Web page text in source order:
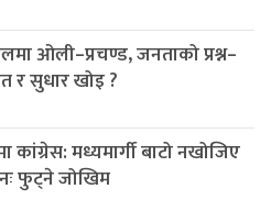
ओली–प्रचण्ड, जनताको प्रश्न–
र सुधार खोइ ?
मध्यमार्गी बाटो नखोजिए
फुट्ने जोखिम